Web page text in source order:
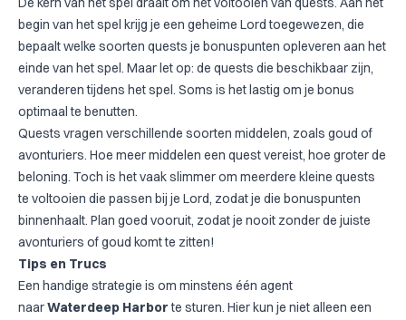
begin van het spel krijg je een geheime Lord toegewezen, die
bepaalt welke soorten quests je bonuspunten opleveren aan het
einde van het spel. Maar let op: de quests die beschikbaar zijn,
veranderen tijdens het spel. Soms is het lastig om je bonus
optimaal te benutten.
Quests vragen verschillende soorten middelen, zoals goud of
avonturiers. Hoe meer middelen een quest vereist, hoe groter de
beloning. Toch is het vaak slimmer om meerdere kleine quests
te voltooien die passen bij je Lord, zodat je die bonuspunten
binnenhaalt. Plan goed vooruit, zodat je nooit zonder de juiste
avonturiers of goud komt te zitten!
Tips en Trucs
Een handige strategie is om minstens één agent
naarWaterdeep Harborte sturen. Hier kun je niet alleen een